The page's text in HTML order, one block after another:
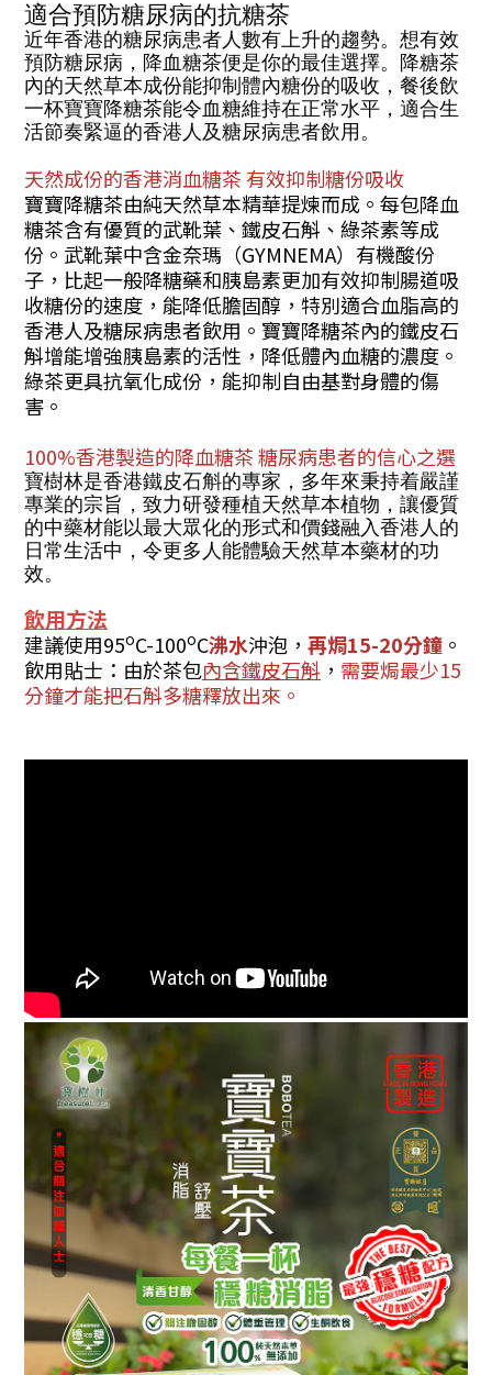
適合預防糖尿病的抗糖茶
近年香港的糖尿病患者人數有上升的趨勢。想有效
預防糖尿病，降血糖茶便是你的最佳選擇。降糖茶
內的天然草本成份能抑制體內糖份的吸收，餐後飲
一杯寶寶降糖茶能令血糖維持在正常水平，適合生
活節奏緊逼的香港人及糖尿病患者飲用。
天然成份的香港消血糖茶 有效抑制糖份吸收
寶寶降糖茶由純天然草本精華提煉而成。每包降血
糖茶含有優質的武靴葉、鐵皮石斛、綠茶素等成
份。武靴葉中含金奈瑪（GYMNEMA）有機酸份
子，比起一般降糖藥和胰島素更加有效抑制腸道吸
收糖份的速度，能降低膽固醇，特別適合血脂高的
香港人及糖尿病患者飲用。寶寶降糖茶內的鐵皮石
斛增能增強胰島素的活性，降低體內血糖的濃度。
綠茶更具抗氧化成份，能抑制自由基對身體的傷
害。
100%香港製造的降血糖茶 糖尿病患者的信心之選
寶樹林是香港鐵皮石斛的專家，多年來秉持着嚴謹
專業的宗旨，致力研發種植天然草本植物，讓優質
的中藥材能以最大眾化的形式和價錢融入香港人的
日常生活中，令更多人能體驗天然草本藥材的功
效。
飲用方法
建議使用95oC-100oC沸水沖泡， 再焗15-20分鐘 。
飲用貼士：由於茶包內含鐵皮石斛 ， 需要焗最少15
分鐘才能把石斛多糖釋放出來。